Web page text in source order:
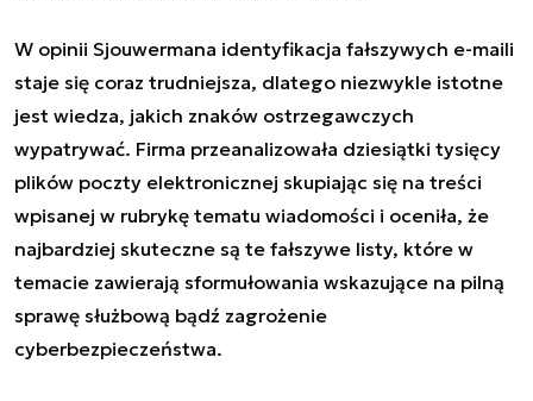
W opinii Sjouwermana identyfikacja fałszywych e-maili
staje się coraz trudniejsza, dlatego niezwykle istotne
jest wiedza, jakich znaków ostrzegawczych
wypatrywać. Firma przeanalizowała dziesiątki tysięcy
plików poczty elektronicznej skupiając się na treści
wpisanej w rubrykę tematu wiadomości i oceniła, że
najbardziej skuteczne są te fałszywe listy, które w
temacie zawierają sformułowania wskazujące na pilną
sprawę służbową bądź zagrożenie
cyberbezpieczeństwa.